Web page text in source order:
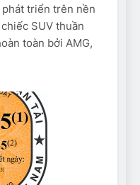
triển trên nền
SUV thuần
toàn bởi AMG,